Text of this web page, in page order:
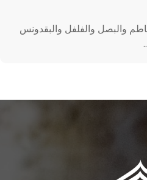
والبصل والفلفل والبقدونس